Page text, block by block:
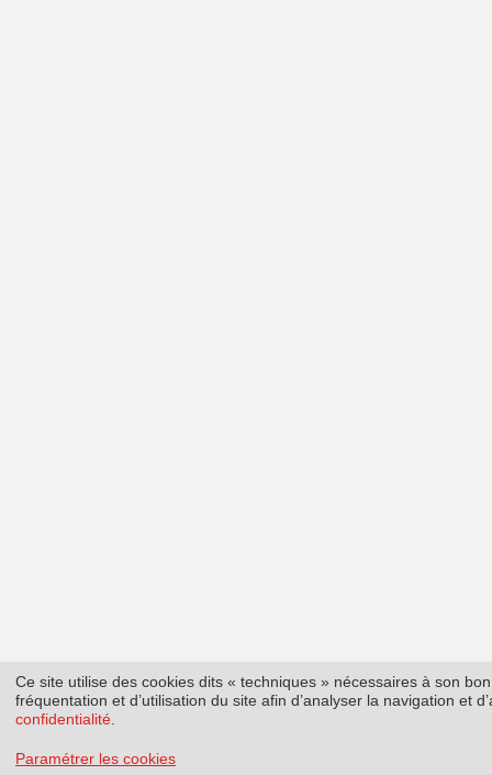
Ce site utilise des cookies dits « techniques » nécessaires à son
fréquentation et d’utilisation du site afin d’analyser la navigation et
confidentialité
Paramétrer les cookies